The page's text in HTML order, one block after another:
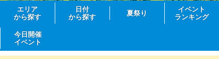
エリア
から探す
日付
から探す
夏祭り
イベント
ランキング
今日開催
イベント